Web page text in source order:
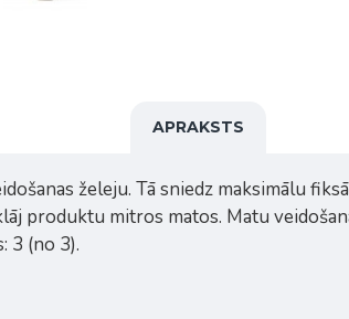
APRAKSTS
želeju. Tā sniedz maksimālu
produktu mitros matos. Matu
3 (no 3).